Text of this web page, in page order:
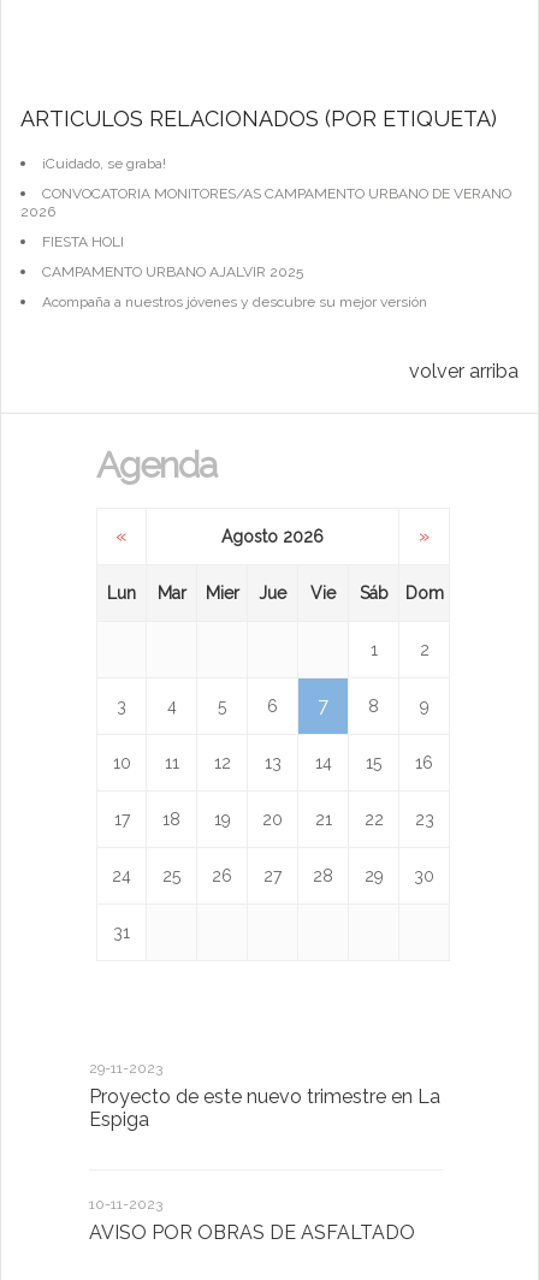
ARTÍCULOS RELACIONADOS (POR ETIQUETA)
¡Cuidado, se graba!
CONVOCATORIA MONITORES/AS CAMPAMENTO URBANO DE VERANO
2026
FIESTA HOLI
CAMPAMENTO URBANO AJALVIR 2025
Acompaña a nuestros jóvenes y descubre su mejor versión
volver arriba
Agenda
« Agosto 2026 »
Lun Mar Mier Jue Vie Sáb Dom
1 2
3 4 5 6 7 8 9
10 11 12 13 14 15 16
17 18 19 20 21 22 23
24 25 26 27 28 29 30
31
29-11-2023
Proyecto de este nuevo trimestre en La
Espiga
10-11-2023
AVISO POR OBRAS DE ASFALTADO